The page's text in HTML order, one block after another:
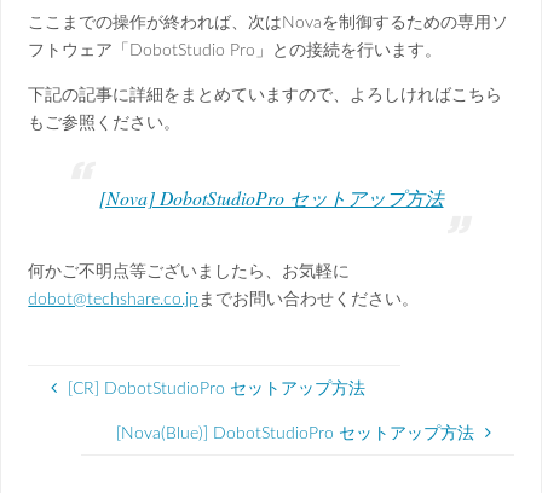
ここまでの操作が終われば、次はNovaを制御するための専用ソ
フトウェア「DobotStudio Pro」との接続を行います。
下記の記事に詳細をまとめていますので、よろしければこちら
もご参照ください。
[Nova] DobotStudioPro セットアップ方法
何かご不明点等ございましたら、お気軽に
dobot@techshare.co.jp までお問い合わせください。
[CR] DobotStudioPro セットアップ方法
[Nova(Blue)] DobotStudioPro セットアップ方法